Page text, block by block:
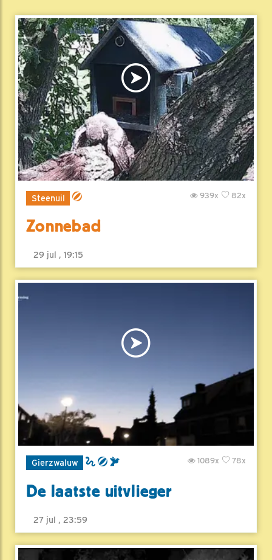
Steenuil 82x
939x
Zonnebad
29 jul , 19:15
Gierzwaluw 78x
1089x
De laatste uitvlieger
27 jul , 23:59